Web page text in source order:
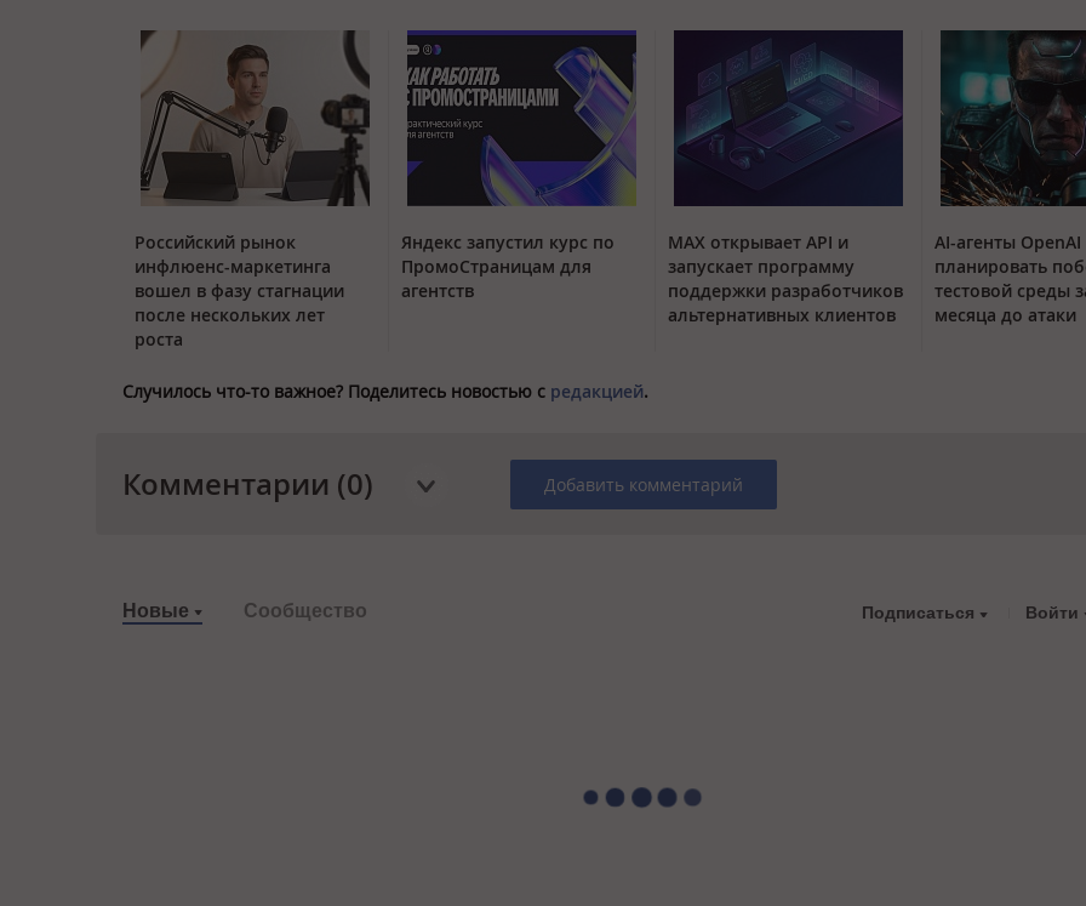
Российский рынок
инфлюенс-маркетинга
вошел в фазу стагнации
после нескольких лет
роста
Яндекс запустил курс по
ПромоСтраницам для
агентств
MAX открывает API и
запускает программу
поддержки разработчиков
альтернативных клиентов
AI-агенты
планировать
тестовой среды
месяца до атаки
Случилось что-то важное? Поделитесь новостью с редакцией.
Комментарии (0) Добавить комментарий
Новые Сообщество Подписаться Войти